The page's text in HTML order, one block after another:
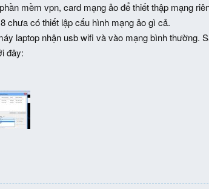
mềm vpn, card mạng ảo để thiết thập mạng
chưa có thiết lập cấu hình mạng ảo gì cả.
laptop nhận usb wifi và vào mạng bình thường.
đây: